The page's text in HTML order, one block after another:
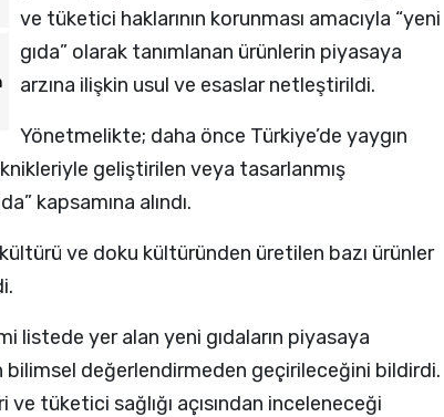
ve tüketici haklarının korunması amacıyla “yeni
gıda” olarak tanımlanan ürünlerin piyasaya
arzına ilişkin usul ve esaslar netleştirildi.
Yönetmelikte; daha önce Türkiye’de yaygın
geliştirilen veya tasarlanmış
kapsamına alındı.
ve doku kültüründen üretilen bazı ürünler
listede yer alan yeni gıdaların piyasaya
değerlendirmeden geçirileceğini bildirdi.
tüketici sağlığı açısından inceleneceği